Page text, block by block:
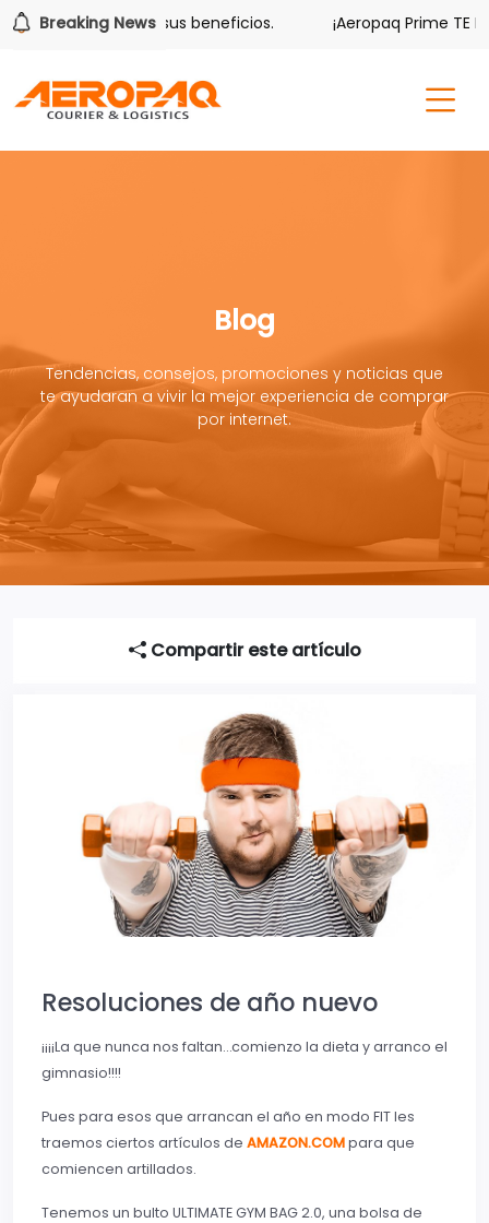
Breaking News
también tiene sus beneficios. ¡Aeropaq Prime TE DA
Blog
Tendencias, consejos, promociones y noticias que
te ayudaran a vivir la mejor experiencia de comprar
por internet.
Compartir este artículo
Resoluciones de año nuevo
¡¡¡¡La que nunca nos faltan…comienzo la dieta y arranco el
gimnasio!!!!
Pues para esos que arrancan el año en modo FIT les
traemos ciertos artículos de AMAZON.COMpara que
comiencen artillados.
Tenemos un bulto ULTIMATE GYM BAG 2.0, una bolsa de